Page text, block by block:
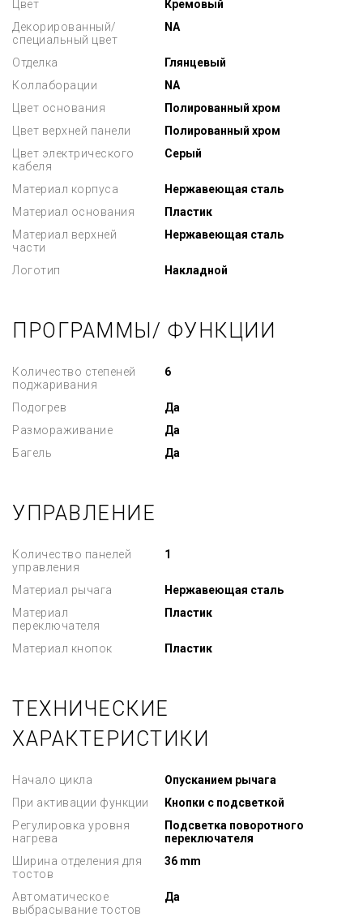
Цвет
Кремовый
Декорированный/
специальный цвет
NA
Отделка
Глянцевый
Коллаборации
NA
Цвет основания
Полированный хром
Цвет верхней панели
Полированный хром
Цвет электрического
кабеля
Серый
Материал корпуса
Нержавеющая сталь
Материал основания
Пластик
Материал верхней
части
Нержавеющая сталь
Логотип Накладной
ПРОГРАММЫ/ ФУНКЦИИ
Количество степеней
поджаривания
6
Подогрев
Да
Размораживание
Да
Багель
Да
УПРАВЛЕНИЕ
Количество панелей
управления
1
Материал рычага
Нержавеющая сталь
Материал
переключателя
Пластик
Материал кнопок Пластик
ТЕХНИЧЕСКИЕ
ХАРАКТЕРИСТИКИ
Начало цикла
Опусканием рычага
При активации функции
Кнопки с подсветкой
Регулировка уровня
нагрева
Подсветка поворотного
переключателя
Ширина отделения для
тостов
36 mm
Автоматическое
выбрасывание тостов
Да